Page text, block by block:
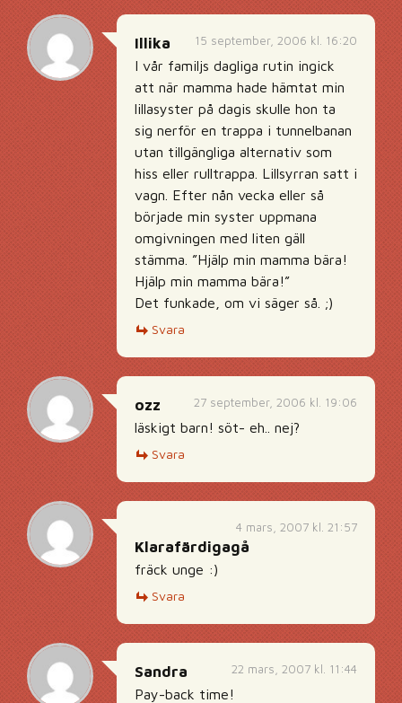
15 september, 2006 kl. 16:20
Illika
I vår familjs dagliga rutin ingick
att när mamma hade hämtat min
lillasyster på dagis skulle hon ta
sig nerför en trappa i tunnelbanan
utan tillgängliga alternativ som
hiss eller rulltrappa. Lillsyrran satt i
vagn. Efter nån vecka eller så
började min syster uppmana
omgivningen med liten gäll
stämma. ”Hjälp min mamma bära!
Hjälp min mamma bära!”
Det funkade, om vi säger så. ;)
Svara
27 september, 2006 kl. 19:06
ozz
läskigt barn! söt- eh.. nej?
Svara
4 mars, 2007 kl. 21:57
Klarafärdigagå
fräck unge :)
Svara
22 mars, 2007 kl. 11:44
Sandra
Pay-back time!